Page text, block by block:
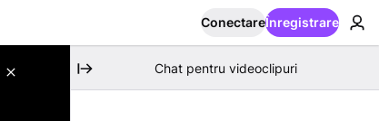
ConectareÎnregistrare
Chat pentru videoclipuri